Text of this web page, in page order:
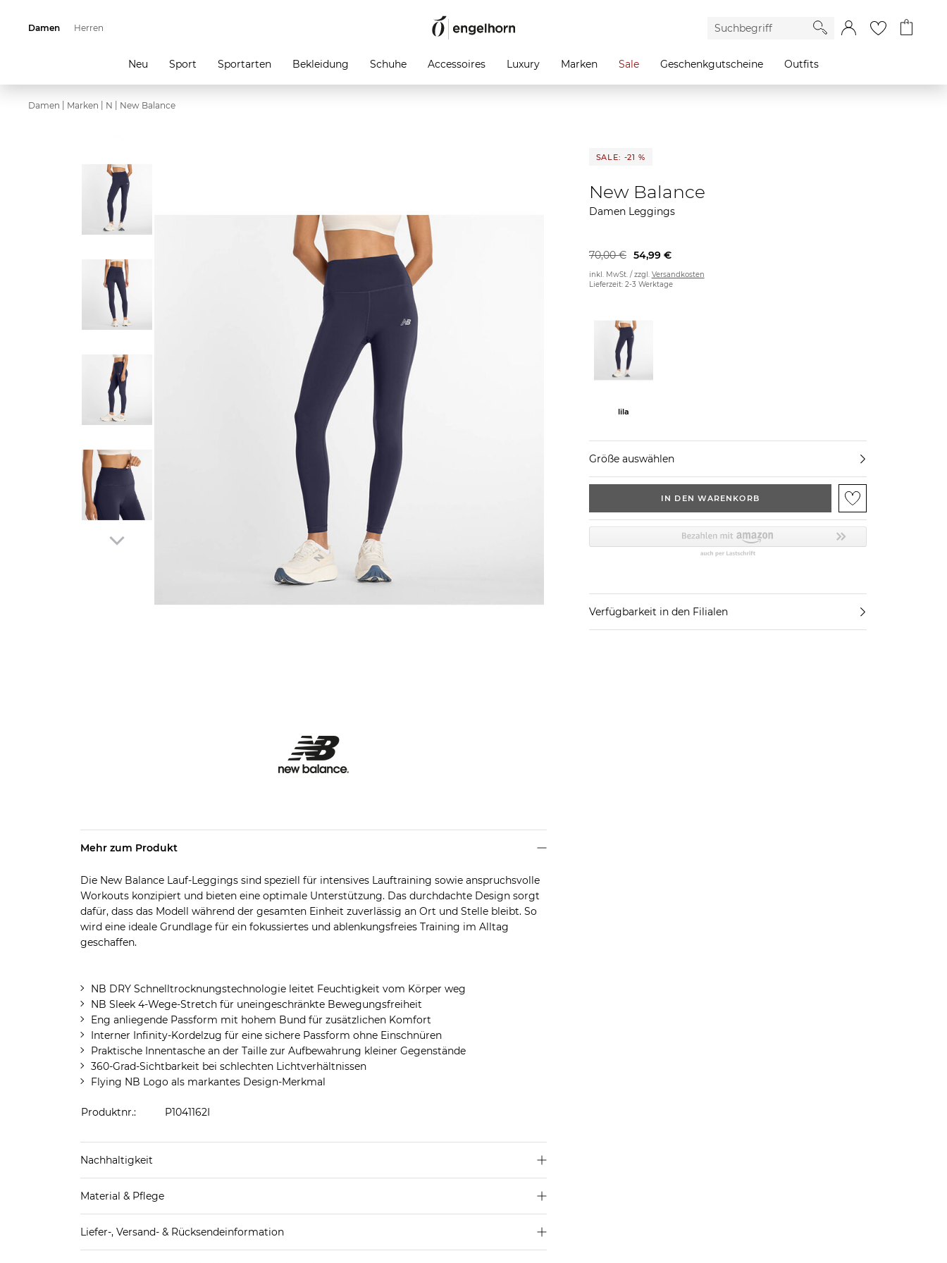
Damen
Neu Sport Sportarten Bekleidung Schuhe Accessoires Luxury Marken Sale Geschenkgutscheine Outfits
Herren
Damen Marken N New Balance
SALE: -21 %
New Balance
Damen Leggings
54,99 €
70,00 €
inkl. MwSt. / zzgl. Versandkosten
Lieferzeit: 2-3 Werktage
lila
Größe auswählen
IN DEN WARENKORB
Verfügbarkeit in den Filialen
Mehr zum Produkt
Die New Balance Lauf-Leggings sind speziell für intensives Lauftraining sowie anspruchsvolle
Workouts konzipiert und bieten eine optimale Unterstützung. Das durchdachte Design sorgt
dafür, dass das Modell während der gesamten Einheit zuverlässig an Ort und Stelle bleibt. So
wird eine ideale Grundlage für ein fokussiertes und ablenkungsfreies Training im Alltag
geschaffen.
NB DRY Schnelltrocknungstechnologie leitet Feuchtigkeit vom Körper weg
NB Sleek 4-Wege-Stretch für uneingeschränkte Bewegungsfreiheit
Eng anliegende Passform mit hohem Bund für zusätzlichen Komfort
Interner Infinity-Kordelzug für eine sichere Passform ohne Einschnüren
Praktische Innentasche an der Taille zur Aufbewahrung kleiner Gegenstände
360-Grad-Sichtbarkeit bei schlechten Lichtverhältnissen
Flying NB Logo als markantes Design-Merkmal
Produktnr.: P1041162I
Nachhaltigkeit
Mehr Information zu diesen Angaben findest duhier.
Material & Pflege
Futter (Hose): 100% Polyester (recycelt)
Liefer-, Versand- & Rücksendeinformation